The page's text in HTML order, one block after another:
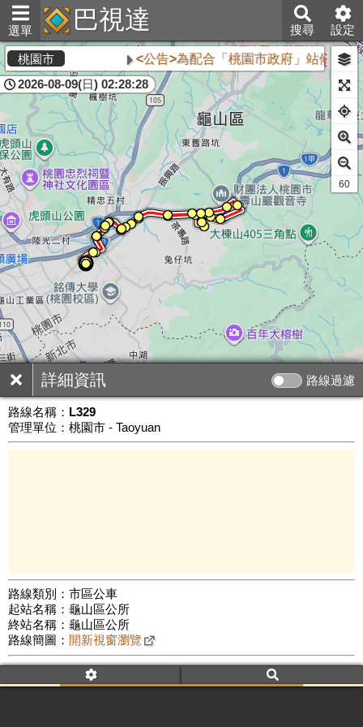
選單 巴視達 搜尋 設定
詳細資訊 路線過濾
路線名稱： L329
管理單位：桃園市 - Taoyuan
路線類別：市區公車
起站名稱：龜山區公所
終站名稱：龜山區公所
路線簡圖： 開新視窗瀏覽
附屬名稱：L329
車頭描述：嶺頂線(經優美街)
桃園市 <公告>為配合「桃園市政府」站候車亭
2026-08-09(日) 02:28:28
公車數量: 累計553、上線259
61